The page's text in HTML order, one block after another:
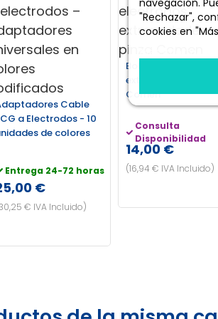
navegación.
"Rechazar",
cookies en
Cable
a Electrodos - 10
de colores
Entrega 24-72 horas
€
€ IVA Incluido)
Bolsa 4 electrodos
extremidades pinza
Comen
Consulta
Disponibilidad
14,00 €
(16,94 € IVA Incluido)